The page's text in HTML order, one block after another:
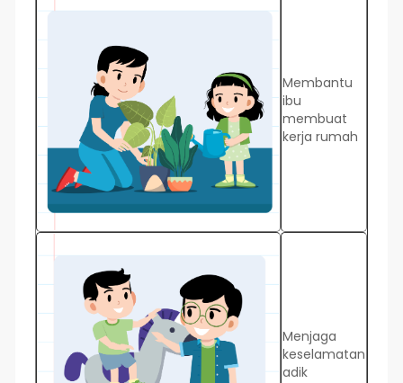
Membantu
ibu
membuat
kerja rumah
Menjaga
keselamatan
adik